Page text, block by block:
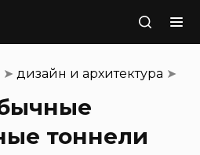
Поиск
➤дизайн и архитектура ➤
тоннели